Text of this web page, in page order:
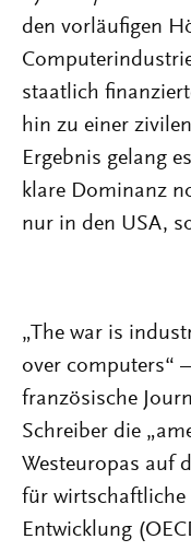
den vorläufigen
staatlich
hin zu einer
Ergebnis gelang
klare Dominanz
nur in den USA,
„The war is
over computers“
französische
Schreiber die
Westeuropas auf
für
Entwicklung